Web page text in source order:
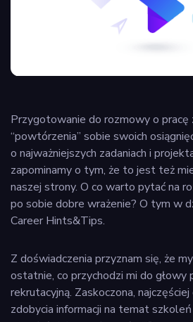
Przygotowanie do rozmowy o pracę
“powtórzenia” sobie swoich
o najważniejszych zadaniach i
zapominamy o tym, że to jest też
naszej strony. O co warto pytać na
po sobie dobre wrażenie? O tym w
Career Hints&Tips.
Z doświadczenia przyznam się, że
ostatnie, co przychodzi mi do głowy
rekrutacyjną. Zaskoczona,
zdobycia informacji na temat